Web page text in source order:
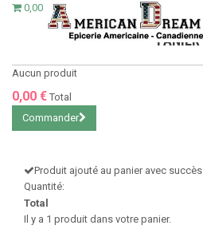
0,00 €
PANIER
Aucun produit
0,00 € Total
Commander
Produit ajouté au panier avec succès
Quantité:
Total
Il y a 1 produit dans votre panier.